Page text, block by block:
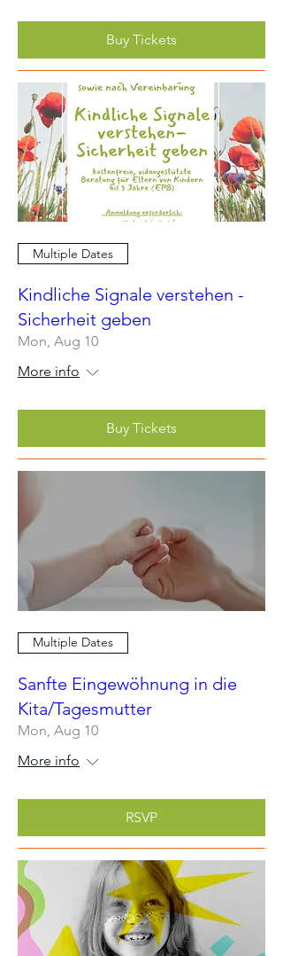
Buy Tickets
Multiple Dates
Kindliche Signale verstehen -
Sicherheit geben
Mon, Aug 10
More info
Buy Tickets
Multiple Dates
Sanfte Eingewöhnung in die
Kita/Tagesmutter
Mon, Aug 10
More info
RSVP